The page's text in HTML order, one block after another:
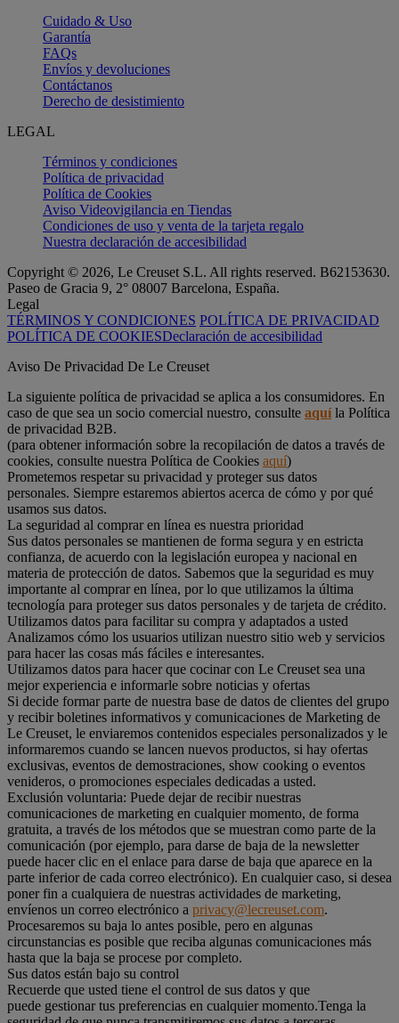
Cuidado & Uso
Garantía
FAQs
Envíos y devoluciones
Contáctanos
Derecho de desistimiento
LEGAL
Términos y condiciones
Política de privacidad
Política de Cookies
Aviso Videovigilancia en Tiendas
Condiciones de uso y venta de la tarjeta regalo
Nuestra declaración de accesibilidad
Copyright © 2026, Le Creuset S.L. All rights reserved. B62153630.
Paseo de Gracia 9, 2° 08007 Barcelona, España.
Legal
TÉRMINOS Y CONDICIONES POLÍTICA DE PRIVACIDAD
POLÍTICA DE COOKIESDeclaración de accesibilidad
Aviso De Privacidad De Le Creuset
La siguiente política de privacidad se aplica a los consumidores. En
caso de que sea un socio comercial nuestro, consulte aquíla Política
de privacidad B2B.
(para obtener información sobre la recopilación de datos a través de
cookies, consulte nuestra Política de Cookies aquí)
Prometemos respetar su privacidad y proteger sus datos
personales. Siempre estaremos abiertos acerca de cómo y por qué
usamos sus datos.
La seguridad al comprar en línea es nuestra prioridad
Sus datos personales se mantienen de forma segura y en estricta
confianza, de acuerdo con la legislación europea y nacional en
materia de protección de datos. Sabemos que la seguridad es muy
importante al comprar en línea, por lo que utilizamos la última
tecnología para proteger sus datos personales y de tarjeta de crédito.
Utilizamos datos para facilitar su compra y adaptados a usted
Analizamos cómo los usuarios utilizan nuestro sitio web y servicios
para hacer las cosas más fáciles e interesantes.
Utilizamos datos para hacer que cocinar con Le Creuset sea una
mejor experiencia e informarle sobre noticias y ofertas
Si decide formar parte de nuestra base de datos de clientes del grupo
y recibir boletines informativos y comunicaciones de Marketing de
Le Creuset, le enviaremos contenidos especiales personalizados y le
informaremos cuando se lancen nuevos productos, si hay ofertas
exclusivas, eventos de demostraciones, show cooking o eventos
venideros, o promociones especiales dedicadas a usted.
Exclusión voluntaria: Puede dejar de recibir nuestras
comunicaciones de marketing en cualquier momento, de forma
gratuita, a través de los métodos que se muestran como parte de la
comunicación (por ejemplo, para darse de baja de la newsletter
puede hacer clic en el enlace para darse de baja que aparece en la
parte inferior de cada correo electrónico). En cualquier caso, si desea
poner fin a cualquiera de nuestras actividades de marketing,
envíenos un correo electrónico a privacy@lecreuset.com.
Procesaremos su baja lo antes posible, pero en algunas
circunstancias es posible que reciba algunas comunicaciones más
hasta que la baja se procese por completo.
Sus datos están bajo su control
Recuerde que usted tiene el control de sus datos y que
puede gestionar tus preferencias en cualquier momento.Tenga la